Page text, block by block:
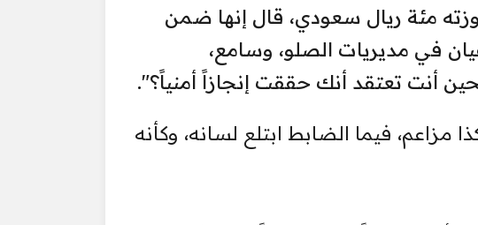
مئة ريال سعودي، قال إنها ضمن
في مديريات الصلو، وسامع،
أنت تعتقد أنك حققت إنجازاً أمنياً؟".
فيما الضابط ابتلع لسانه، وكأنه